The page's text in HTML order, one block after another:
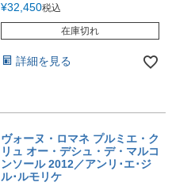
¥32,450税込
在庫切れ
詳細を見る
ヴォーヌ・ロマネ プルミエ・ク
リュ オー・デシュ・デ・マルコ
ンソール 2012／アンリ･エ･ジ
ル･ルモリケ